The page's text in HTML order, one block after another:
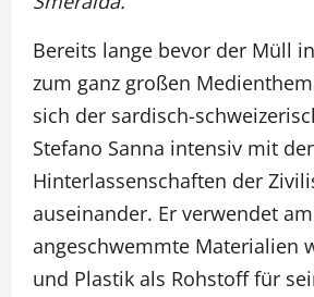
Bereits lange bevor der Müll
zum ganz großen
sich der sardisch-
Stefano Sanna intensiv mit
Hinterlassenschaften der
auseinander. Er verwendet
angeschwemmte Materialien
und Plastik als Rohstoff für